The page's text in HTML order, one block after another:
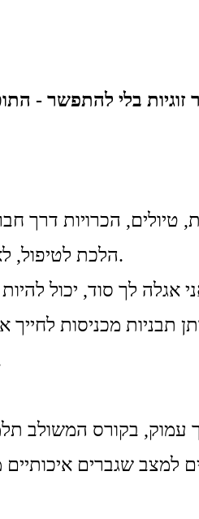
זוגיות בלי להתפשר -
הלכת לטיפול, לאימון, שינית אבל התוצאה אותה תוצאה.
למרות